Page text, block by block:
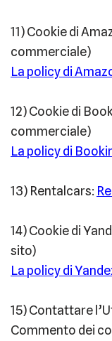
11) Cookie di
commerciale)
La policy di
12) Cookie di
commerciale)
La policy di
13) Rentalcars:
14) Cookie di
sito)
La policy di
15) Contattare
Commento dei